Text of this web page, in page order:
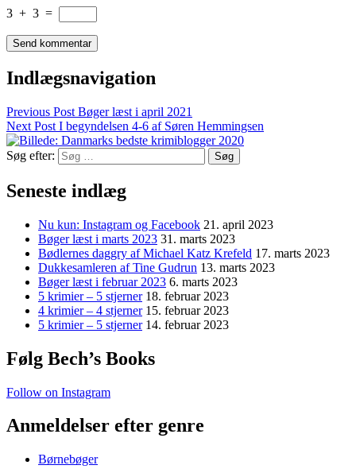
3 + 3 =
Indlægsnavigation
Previous Post Bøger læst i april 2021
Next Post I begyndelsen 4-6 af Søren Hemmingsen
Søg efter:
Seneste indlæg
Nu kun: Instagram og Facebook 21. april 2023
Bøger læst i marts 2023 31. marts 2023
Bødlernes daggry af Michael Katz Krefeld 17. marts 2023
Dukkesamleren af Tine Gudrun 13. marts 2023
Bøger læst i februar 2023 6. marts 2023
5 krimier – 5 stjerner 18. februar 2023
4 krimier – 4 stjerner 15. februar 2023
5 krimier – 5 stjerner 14. februar 2023
Følg Bech’s Books
Follow on Instagram
Anmeldelser efter genre
Børnebøger